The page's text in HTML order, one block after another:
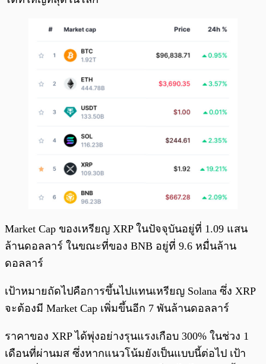
Market Cap ของเหรียญ XRP ในปัจจุบันอยู่ที่ 1.09 แสน
ล้านดอลลาร์ ในขณะที่ของ BNB อยู่ที่ 9.6 หมื่นล้าน
ดอลลาร์
เป้าหมายถัดไปคือการขึ้นไปแทนเหรียญ Solana ซึ่ง XRP
จะต้องมี Market Cap เพิ่มขึ้นอีก 7 พันล้านดอลลาร์
ราคาของ XRP ได้พุ่งอย่างรุนแรงเกือบ 300% ในช่วง 1
เดือนที่ผ่านมส ซึ่งหากแนวโน้มยังเป็นแบบนี้ต่อไป เป้า